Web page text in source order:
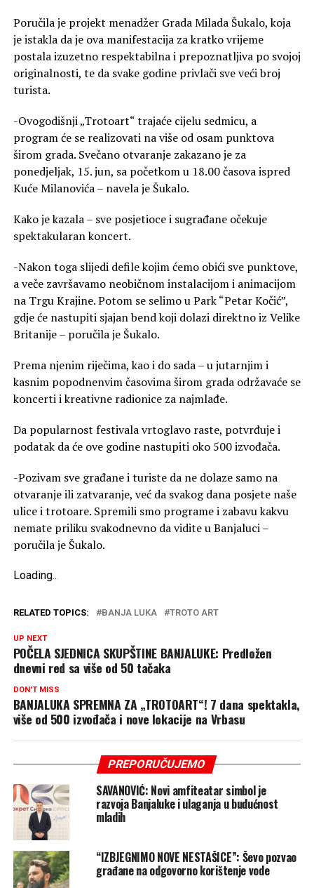
Poručila je projekt menadžer Grada Milada Šukalo, koja
je istakla da je ova manifestacija za kratko vrijeme
postala izuzetno respektabilna i prepoznatljiva po svojoj
originalnosti, te da svake godine privlači sve veći broj
turista.
-Ovogodišnji „Trotoart“ trajaće cijelu sedmicu, a
program će se realizovati na više od osam punktova
širom grada. Svečano otvaranje zakazano je za
ponedjeljak, 15. jun, sa početkom u 18.00 časova ispred
Kuće Milanovića – navela je Šukalo.
Kako je kazala – sve posjetioce i sugrađane očekuje
spektakularan koncert.
-Nakon toga slijedi defile kojim ćemo obići sve punktove,
a veče završavamo neobičnom instalacijom i animacijom
na Trgu Krajine. Potom se selimo u Park “Petar Kočić”,
gdje će nastupiti sjajan bend koji dolazi direktno iz Velike
Britanije – poručila je Šukalo.
Prema njenim riječima, kao i do sada – u jutarnjim i
kasnim popodnenvim časovima širom grada održavaće se
koncerti i kreativne radionice za najmlađe.
Da popularnost festivala vrtoglavo raste, potvrđuje i
podatak da će ove godine nastupiti oko 500 izvođača.
-Pozivam sve građane i turiste da ne dolaze samo na
otvaranje ili zatvaranje, već da svakog dana posjete naše
ulice i trotoare. Spremili smo programe i zabavu kakvu
nemate priliku svakodnevno da vidite u Banjaluci –
poručila je Šukalo.
Loading...
RELATED TOPICS: BANJA LUKA TROTO ART
UP NEXT
POČELA SJEDNICA SKUPŠTINE BANJALUKE: Predložen
dnevni red sa više od 50 tačaka
DON'T MISS
BANJALUKA SPREMNA ZA „TROTOART“! 7 dana spektakla,
više od 500 izvođača i nove lokacije na Vrbasu
PREPORUČUJEMO
SAVANOVIĆ: Novi amfiteatar simbol je
razvoja Banjaluke i ulaganja u budućnost
mladih
“IZBJEGNIMO NOVE NESTAŠICE”: Ševo pozvao
građane na odgovorno korištenje vode